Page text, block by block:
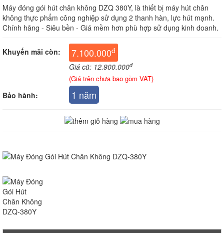
Máy đóng gói hút chân không DZQ 380Y, là thiết bị máy hút chân
không thực phẩm công nghiệp sử dụng 2 thanh hàn, lực hút mạnh.
Chính hãng - Siêu bền - Giá mềm hơn phù hợp sử dụng kinh doanh.
Khuyến mãi còn: 7.100.000đ
Giá cũ: 12.900.000đ
(Giá trên chưa bao gồm VAT)
Bảo hành: 1 năm